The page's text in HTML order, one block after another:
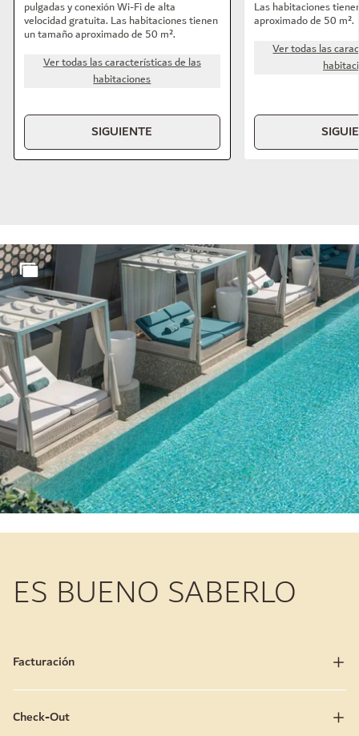
pulgadas y conexión Wi-Fi de alta
velocidad gratuita. Las habitaciones tienen
un tamaño aproximado de 50 m².
Ver todas las características de las
habitaciones
SIGUIENTE
Las habitaciones
aproximado de 50 m².
Ver todas las
ES BUENO SABERLO
Facturación
Check-Out